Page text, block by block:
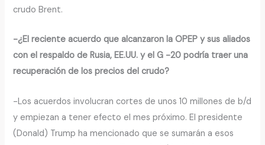
crudo Brent.
-¿El reciente acuerdo que alcanzaron la OPEP y sus aliados
con el respaldo de Rusia, EE.UU. y el G -20 podría traer una
recuperación de los precios del crudo?
-Los acuerdos involucran cortes de unos 10 millones de b/d
y empiezan a tener efecto el mes próximo. El presidente
(Donald) Trump ha mencionado que se sumarán a esos